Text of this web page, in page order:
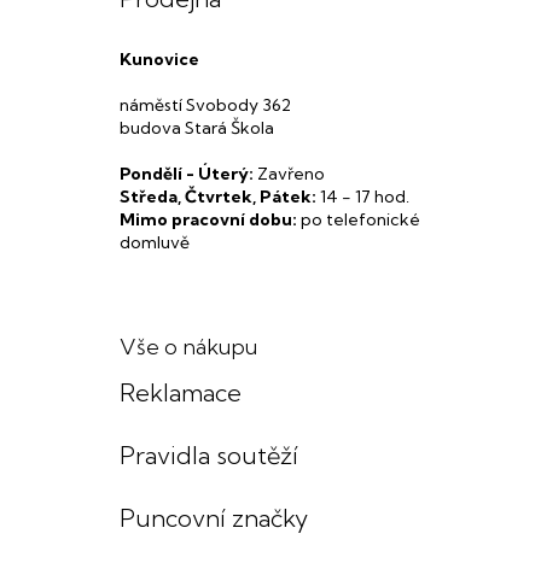
Kunovice
náměstí Svobody 362
budova Stará Škola
Pondělí - Úterý: Zavřeno
Středa, Čtvrtek, Pátek: 14 - 17 hod.
Mimo pracovní dobu: po telefonické
domluvě
Vše o nákupu
Reklamace
Pravidla soutěží
Puncovní značky